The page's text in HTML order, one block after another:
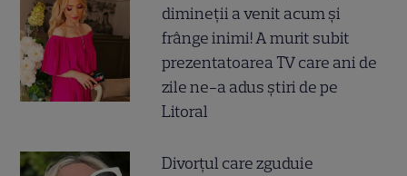
dimineții a venit acum și
frânge inimi! A murit subit
prezentatoarea TV care ani de
zile ne-a adus știri de pe
Litoral
Divorțul care zguduie